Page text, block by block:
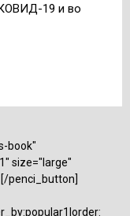
19 и во
book"
size="large"
[/penci_button]